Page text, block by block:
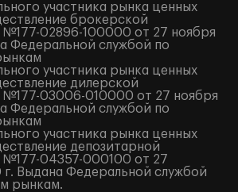
участника рынка ценных
брокерской
№177-02896-100000 от 27 ноября
Федеральной службой по
участника рынка ценных
дилерской
№177-03006-010000 от 27 ноября
Федеральной службой по
участника рынка ценных
депозитарной
№177-04357-000100 от 27
Выдана Федеральной службой
рынкам.